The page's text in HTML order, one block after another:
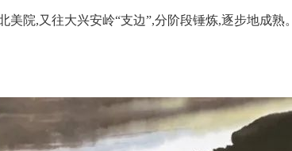
院,又往大兴安岭“支边”,分阶段锤炼,逐步地成熟。